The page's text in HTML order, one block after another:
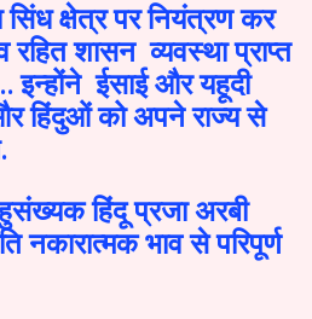
क्षेत्र पर नियंत्रण कर
रहित शासन व्यवस्था प्राप्त
ईसाई और यहूदी
हिंदुओं को अपने राज्य से
हिंदू प्रजा अरबी
नकारात्मक भाव से परिपूर्ण